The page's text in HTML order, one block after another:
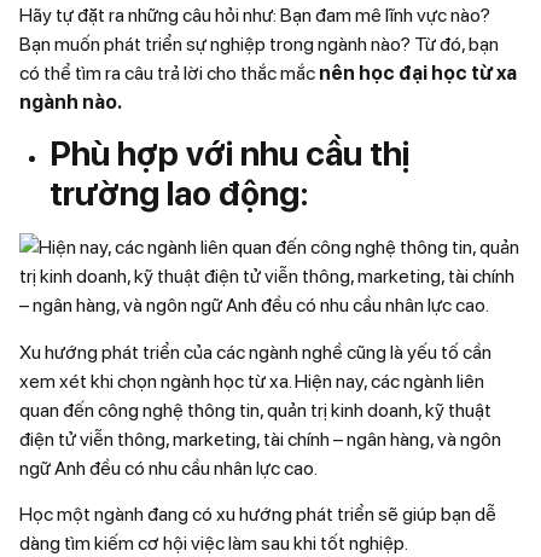
Hãy tự đặt ra những câu hỏi như: Bạn đam mê lĩnh vực nào?
Bạn muốn phát triển sự nghiệp trong ngành nào? Từ đó, bạn
có thể tìm ra câu trả lời cho thắc mắc nên học đại học từ xa
ngành nào.
Phù hợp với nhu cầu thị
trường lao động:
Xu hướng phát triển của các ngành nghề cũng là yếu tố cần
xem xét khi chọn ngành học từ xa. Hiện nay, các ngành liên
quan đến công nghệ thông tin, quản trị kinh doanh, kỹ thuật
điện tử viễn thông, marketing, tài chính – ngân hàng, và ngôn
ngữ Anh đều có nhu cầu nhân lực cao.
Học một ngành đang có xu hướng phát triển sẽ giúp bạn dễ
dàng tìm kiếm cơ hội việc làm sau khi tốt nghiệp.